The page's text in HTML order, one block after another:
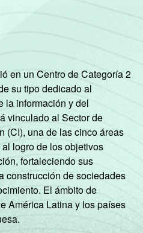
en un Centro de Categoría 2
su tipo dedicado al
la información y del
vinculado al Sector de
(CI), una de las cinco áreas
logro de los objetivos
fortaleciendo sus
construcción de sociedades
El ámbito de
América Latina y los países